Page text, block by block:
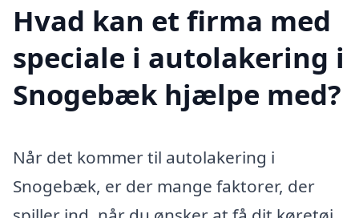
Hvad kan et firma med
speciale i autolakering i
Snogebæk hjælpe med?
Når det kommer til autolakering i
Snogebæk, er der mange faktorer, der